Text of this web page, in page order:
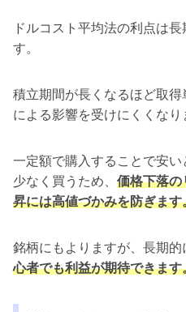
ドルコスト平均法の利点は
す。
積立期間が長くなるほど取
による影響を受けにくくなり
一定額で購入することで安
少なく買うため、 価格下落の
昇には高値づかみを防ぎます
銘柄にもよりますが、長期
心者でも利益が期待できます